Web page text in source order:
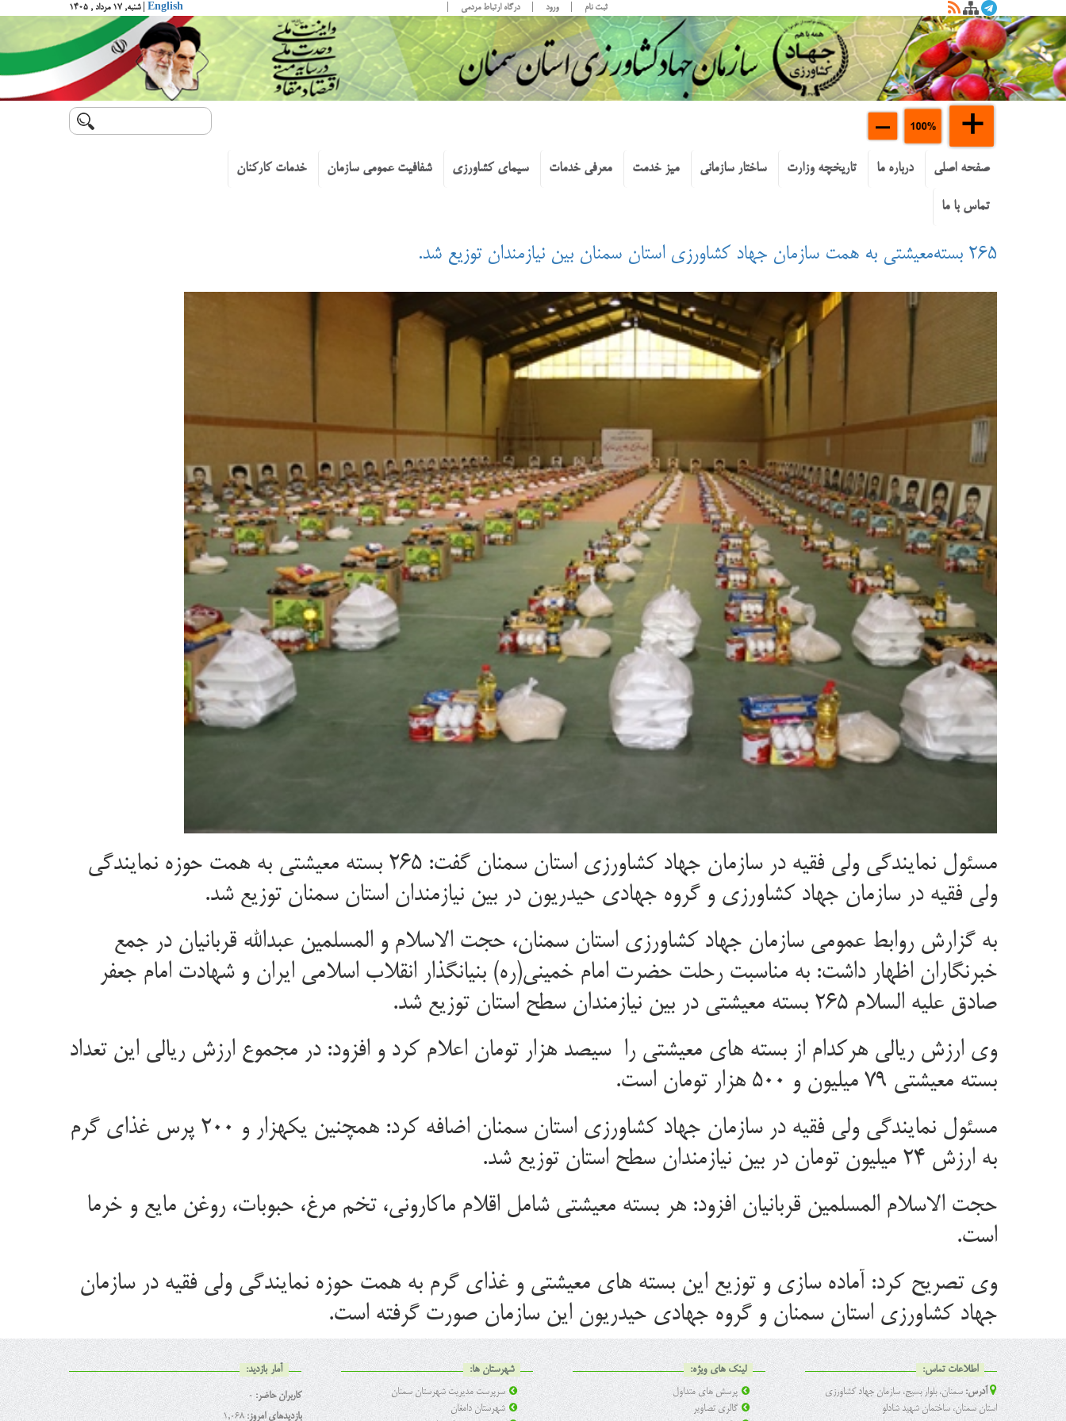
English | شنبه, ۱۷ مرداد , ۱۴۰۵ ثبت نام ورود درگاه ارتباط مردمی
صفحه اصلی درباره ما تاریخچه وزارت ساختار سازمانی میز خدمت معرفی خدمات سیمای کشاورزی شفافیت عمومی سازمان خدمات کارکنان
تماس با ما
۲۶۵ بسته‌معیشتی به همت سازمان جهاد کشاورزی استان سمنان بین نیازمندان توزیع شد.
مسئول نمایندگی ولی فقیه در سازمان جهاد کشاورزی استان سمنان گفت: ۲۶۵ بسته معیشتی به همت حوزه نمایندگی
ولی فقیه در سازمان جهاد کشاورزی و گروه جهادی حیدریون در بین نیازمندان استان سمنان توزیع شد.
به گزارش روابط عمومی سازمان جهاد کشاورزی استان سمنان، حجت الاسلام و المسلمین عبدالله قربانیان در جمع
خبرنگاران اظهار داشت: به مناسبت رحلت حضرت امام خمینی(ره) بنیانگذار انقلاب اسلامی ایران و شهادت امام جعفر
صادق علیه السلام ۲۶۵ بسته معیشتی در بین نیازمندان سطح استان توزیع شد.
وی ارزش ریالی هرکدام از بسته های معیشتی را سیصد هزار تومان اعلام کرد و افزود: در مجموع ارزش ریالی این تعداد
بسته معیشتی ۷۹ میلیون و ۵۰۰ هزار تومان است.
مسئول نمایندگی ولی فقیه در سازمان جهاد کشاورزی استان سمنان اضافه کرد: همچنین یکهزار و ۲۰۰ پرس غذای گرم
به ارزش ۲۴ میلیون تومان در بین نیازمندان سطح استان توزیع شد.
حجت الاسلام المسلمین قربانیان افزود: هر بسته معیشتی شامل اقلام ماکارونی، تخم مرغ، حبوبات، روغن مایع و خرما
است.
وی تصریح کرد: آماده سازی و توزیع این بسته های معیشتی و غذای گرم به همت حوزه نمایندگی ولی فقیه در سازمان
جهاد کشاورزی استان سمنان و گروه جهادی حیدریون این سازمان صورت گرفته است.
اطلاعات تماس:
آدرس:سمنان، بلوار بسیج، سازمان جهاد کشاورزی
استان سمنان، ساختمان شهید شادلو
آمار بازدید:
کاربران حاضر: 0
بازدیدهای امروز:1,068
شهرستان ها:
سرپرست مدیریت شهرستان سمنان
شهرستان دامغان
لینک های ویژه:
پرسش های متداول
گالری تصاویر